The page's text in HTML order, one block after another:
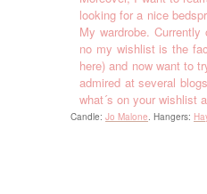
looking for a nice
My wardrobe.
no my wishlist is the
here) and now want to
admired at several
what´s on your wishlist
Candle: Jo Malone. Hangers: